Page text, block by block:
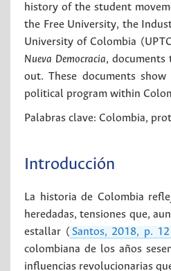
history of the student
the Free University, the
University of Colombia
Nueva Democracia, documents
out. These documents
political program within
Palabras clave: Colombia,
Introducción
La historia de Colombia
heredadas, tensiones que,
estallar ( Santos, 2018, p. 12
colombiana de los años
influencias revolucionarias